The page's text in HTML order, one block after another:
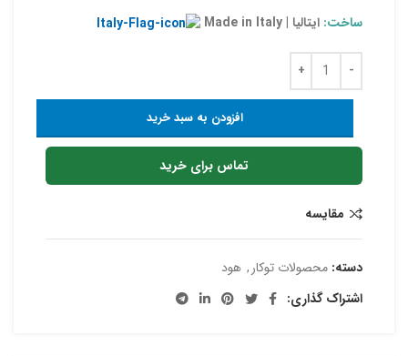
ساخت: ایتالیا | Made in Italy
افزودن به سبد خرید
تماس برای خرید
مقایسه
دسته: محصولات توکار, هود
اشتراک گذاری: